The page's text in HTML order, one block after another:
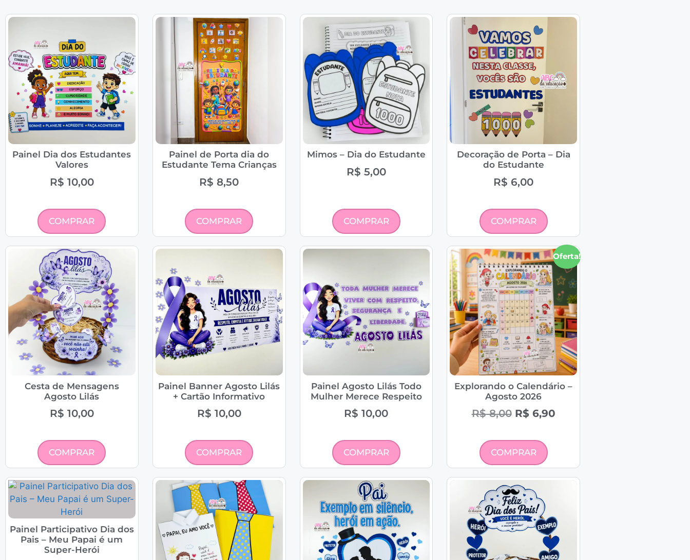
Painel Dia dos Estudantes
Valores
R$ 10,00
COMPRAR
Painel de Porta dia do
Estudante Tema Crianças
R$ 8,50
COMPRAR
Mimos – Dia do Estudante
R$ 5,00
COMPRAR
Decoração de Porta – Dia
do Estudante
R$ 6,00
COMPRAR
Cesta de Mensagens
Agosto Lilás
R$ 10,00
COMPRAR
Painel Banner Agosto Lilás
+ Cartão Informativo
R$ 10,00
COMPRAR
Painel Agosto Lilás Todo
Mulher Merece Respeito
R$ 10,00
COMPRAR
Oferta!
Explorando o Calendário –
Agosto 2026
R$8,00 R$6,90
COMPRAR
Painel Participativo Dia dos
Pais – Meu Papai é um
Super-Herói